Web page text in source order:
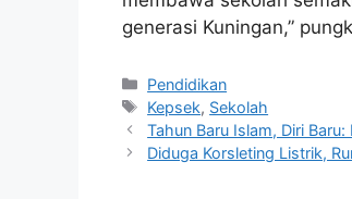
generasi Kuningan,”
Kategori
Pendidikan
Tag
Kepsek, Sekolah
Tahun Baru Islam, Diri
Diduga Korsleting Listrik,